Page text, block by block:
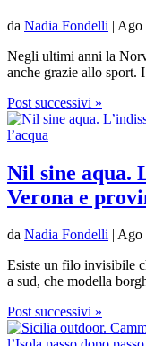
da Nadia Fondelli | Ago
Negli ultimi anni la
anche grazie allo sport.
Post successivi »
Nil sine aqua.
Verona e
da Nadia Fondelli | Ago
Esiste un filo invisibile
a sud, che modella
Post successivi »